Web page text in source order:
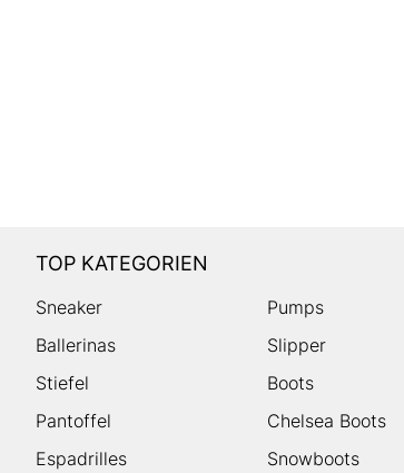
TOP KATEGORIEN
Sneaker Pumps
Ballerinas
Slipper
Stiefel
Boots
Pantoffel
Chelsea Boots
Espadrilles
Snowboots